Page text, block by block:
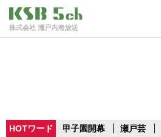
株式会社 瀬戸内海放送
HOTワード 甲子園開幕 瀬戸芸